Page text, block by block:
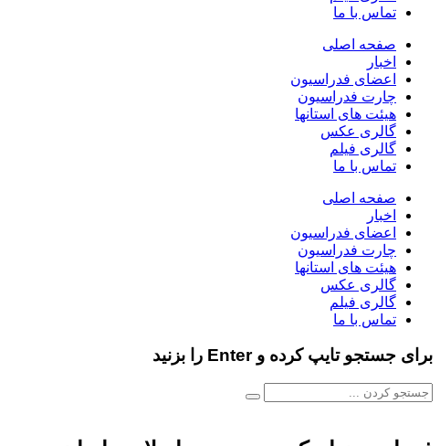
تماس با ما
صفحه اصلی
اخبار
اعضای فدراسیون
چارت فدراسیون
هیئت های استانها
گالری عکس
گالری فیلم
تماس با ما
صفحه اصلی
اخبار
اعضای فدراسیون
چارت فدراسیون
هیئت های استانها
گالری عکس
گالری فیلم
تماس با ما
برای جستجو تایپ کرده و Enter را بزنید